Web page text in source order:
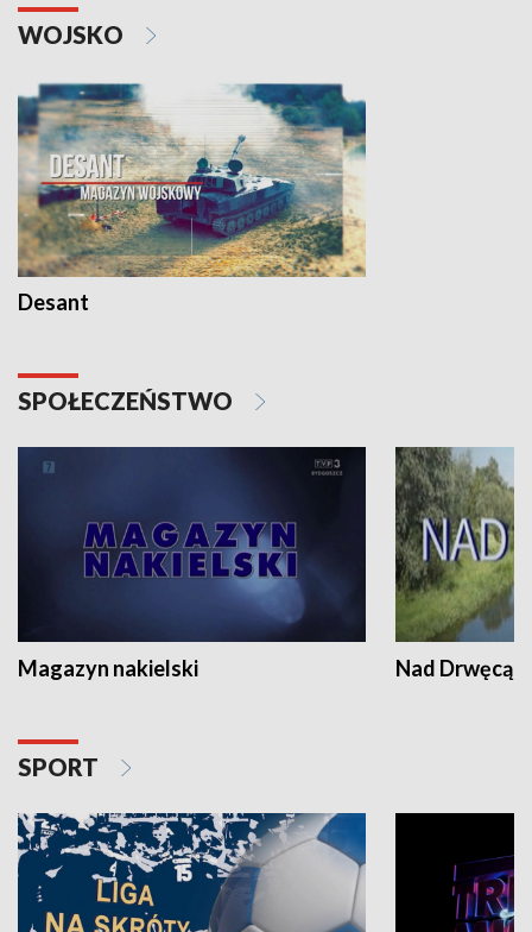
WOJSKO
Desant
SPOŁECZEŃSTWO
Magazyn nakielski Nad Drwęcą
SPORT